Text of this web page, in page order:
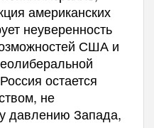
американских
неуверенность
США и
остается
не
давлению Запада,